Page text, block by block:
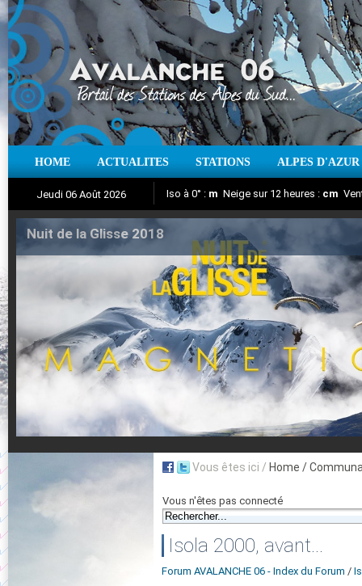
HOME ACTUALITES STATIONS ALPES D'AZUR
Jeudi 06 Août 2026
Aujourd'hui : T° Min : °C T° Max :°C
Iso à 0° : m Neige sur 12 heures : cm
Suivez en direct l'actualité des stations
Nuit de la Glisse 2018
Vous êtes ici / Home /
Vous n'êtes pas connecté
Isola 2000, avant...
Forum AVALANCHE 06 - Index du Forum /